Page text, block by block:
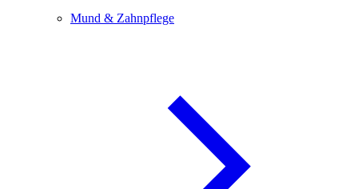
Mund & Zahnpflege